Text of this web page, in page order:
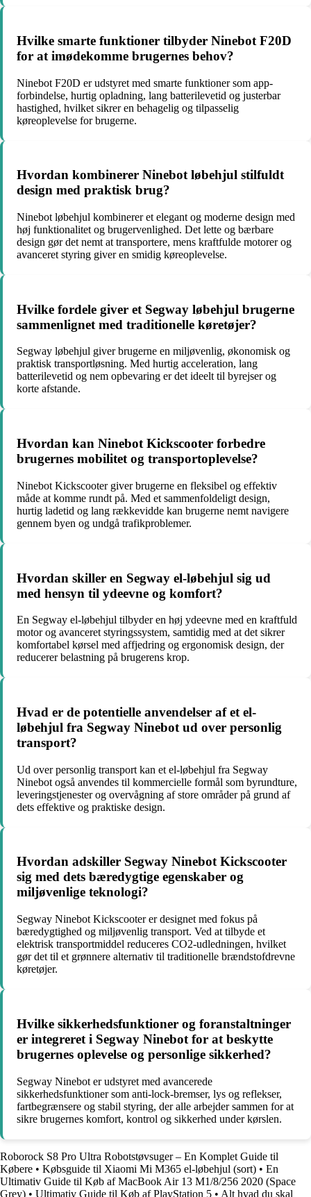
Hvilke smarte funktioner tilbyder Ninebot F20D
for at imødekomme brugernes behov?
Ninebot F20D er udstyret med smarte funktioner som app-
forbindelse, hurtig opladning, lang batterilevetid og justerbar
hastighed, hvilket sikrer en behagelig og tilpasselig
køreoplevelse for brugerne.
Hvordan kombinerer Ninebot løbehjul stilfuldt
design med praktisk brug?
Ninebot løbehjul kombinerer et elegant og moderne design med
høj funktionalitet og brugervenlighed. Det lette og bærbare
design gør det nemt at transportere, mens kraftfulde motorer og
avanceret styring giver en smidig køreoplevelse.
Hvilke fordele giver et Segway løbehjul brugerne
sammenlignet med traditionelle køretøjer?
Segway løbehjul giver brugerne en miljøvenlig, økonomisk og
praktisk transportløsning. Med hurtig acceleration, lang
batterilevetid og nem opbevaring er det ideelt til byrejser og
korte afstande.
Hvordan kan Ninebot Kickscooter forbedre
brugernes mobilitet og transportoplevelse?
Ninebot Kickscooter giver brugerne en fleksibel og effektiv
måde at komme rundt på. Med et sammenfoldeligt design,
hurtig ladetid og lang rækkevidde kan brugerne nemt navigere
gennem byen og undgå trafikproblemer.
Hvordan skiller en Segway el-løbehjul sig ud
med hensyn til ydeevne og komfort?
En Segway el-løbehjul tilbyder en høj ydeevne med en kraftfuld
motor og avanceret styringssystem, samtidig med at det sikrer
komfortabel kørsel med affjedring og ergonomisk design, der
reducerer belastning på brugerens krop.
Hvad er de potentielle anvendelser af et el-
løbehjul fra Segway Ninebot ud over personlig
transport?
Ud over personlig transport kan et el-løbehjul fra Segway
Ninebot også anvendes til kommercielle formål som byrundture,
leveringstjenester og overvågning af store områder på grund af
dets effektive og praktiske design.
Hvordan adskiller Segway Ninebot Kickscooter
sig med dets bæredygtige egenskaber og
miljøvenlige teknologi?
Segway Ninebot Kickscooter er designet med fokus på
bæredygtighed og miljøvenlig transport. Ved at tilbyde et
elektrisk transportmiddel reduceres CO2-udledningen, hvilket
gør det til et grønnere alternativ til traditionelle brændstofdrevne
køretøjer.
Hvilke sikkerhedsfunktioner og foranstaltninger
er integreret i Segway Ninebot for at beskytte
brugernes oplevelse og personlige sikkerhed?
Segway Ninebot er udstyret med avancerede
sikkerhedsfunktioner som anti-lock-bremser, lys og reflekser,
fartbegrænsere og stabil styring, der alle arbejder sammen for at
sikre brugernes komfort, kontrol og sikkerhed under kørslen.
Roborock S8 Pro Ultra Robotstøvsuger – En Komplet Guide til
Købere • Købsguide til Xiaomi Mi M365 el-løbehjul (sort) • En
Ultimativ Guide til Køb af MacBook Air 13 M1/8/256 2020 (Space
Grey) • Ultimativ Guide til Køb af PlayStation 5 • Alt hvad du skal